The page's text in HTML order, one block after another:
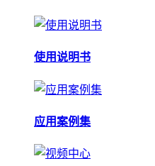
使用说明书
应用案例集